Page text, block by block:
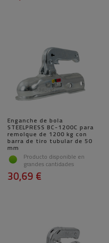
Enganche de bola
STEELPRESS BC-1200C para
remolque de 1200 kg con
barra de tiro tubular de 50
mm
Producto disponible en
grandes cantidades
30,69 €